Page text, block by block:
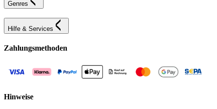
Genres
Hilfe & Services
Zahlungsmethoden
Hinweise